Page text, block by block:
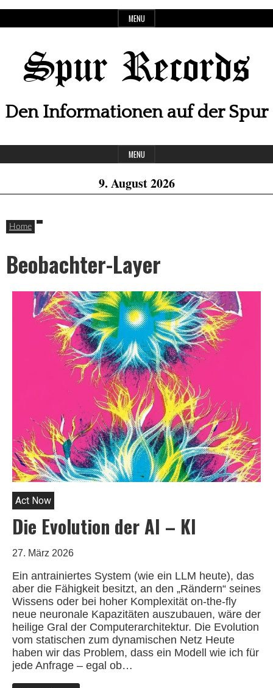
to
MENU
Spur Records
Den Informationen auf der Spur
Header
Widget
Area
MENU
9. August 2026
Home
Beobachter-Layer
Act Now
Die Evolution der AI – KI
27. März 2026
Ein antrainiertes System (wie ein LLM heute), das
aber die Fähigkeit besitzt, an den „Rändern“ seines
Wissens oder bei hoher Komplexität on-the-fly
neue neuronale Kapazitäten auszubauen, wäre der
heilige Gral der Computerarchitektur. Die Evolution
vom statischen zum dynamischen Netz Heute
haben wir das Problem, dass ein Modell wie ich für
jede Anfrage – egal ob…